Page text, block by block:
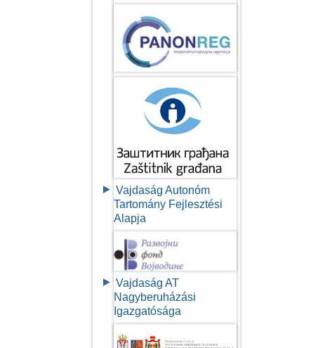
Vajdaság Autonóm
Tartomány Fejlesztési
Alapja
Vajdaság AT
Nagyberuházási
Igazgatósága